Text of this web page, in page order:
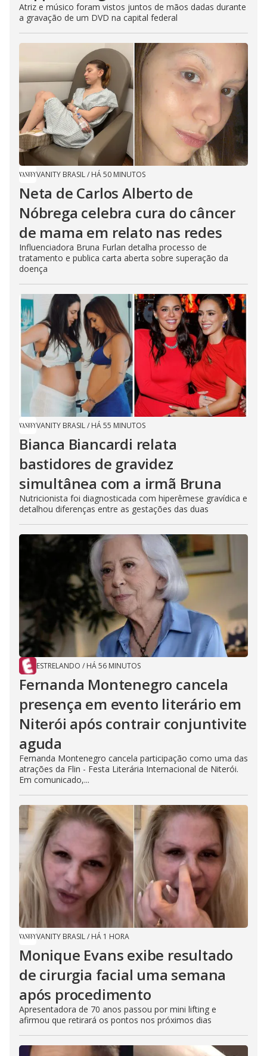
Atriz e músico foram vistos juntos de mãos dadas durante
a gravação de um DVD na capital federal
VANITY BRASIL/ HÁ 50 MINUTOS
Neta de Carlos Alberto de
Nóbrega celebra cura do câncer
de mama em relato nas redes
Influenciadora Bruna Furlan detalha processo de
tratamento e publica carta aberta sobre superação da
doença
VANITY BRASIL/ HÁ 55 MINUTOS
Bianca Biancardi relata
bastidores de gravidez
simultânea com a irmã Bruna
Nutricionista foi diagnosticada com hiperêmese gravídica e
detalhou diferenças entre as gestações das duas
ESTRELANDO / HÁ 56 MINUTOS
Fernanda Montenegro cancela
presença em evento literário em
Niterói após contrair conjuntivite
aguda
Fernanda Montenegro cancela participação como uma das
atrações da Flin - Festa Literária Internacional de Niterói.
Em comunicado,...
VANITY BRASIL/ HÁ 1 HORA
Monique Evans exibe resultado
de cirurgia facial uma semana
após procedimento
Apresentadora de 70 anos passou por mini lifting e
afirmou que retirará os pontos nos próximos dias